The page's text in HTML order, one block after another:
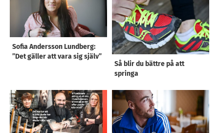
Sofia Andersson Lundberg:
”Det gäller att vara sig själv”
Så blir du bättre på att
springa